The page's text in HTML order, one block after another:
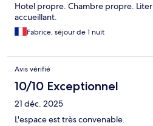
Hotel propre. Chambre propre.
accueillant.
Fabrice, séjour de 1 nuit
Avis vérifié
10/10 Exceptionnel
21 déc. 2025
L'espace est très convenable.